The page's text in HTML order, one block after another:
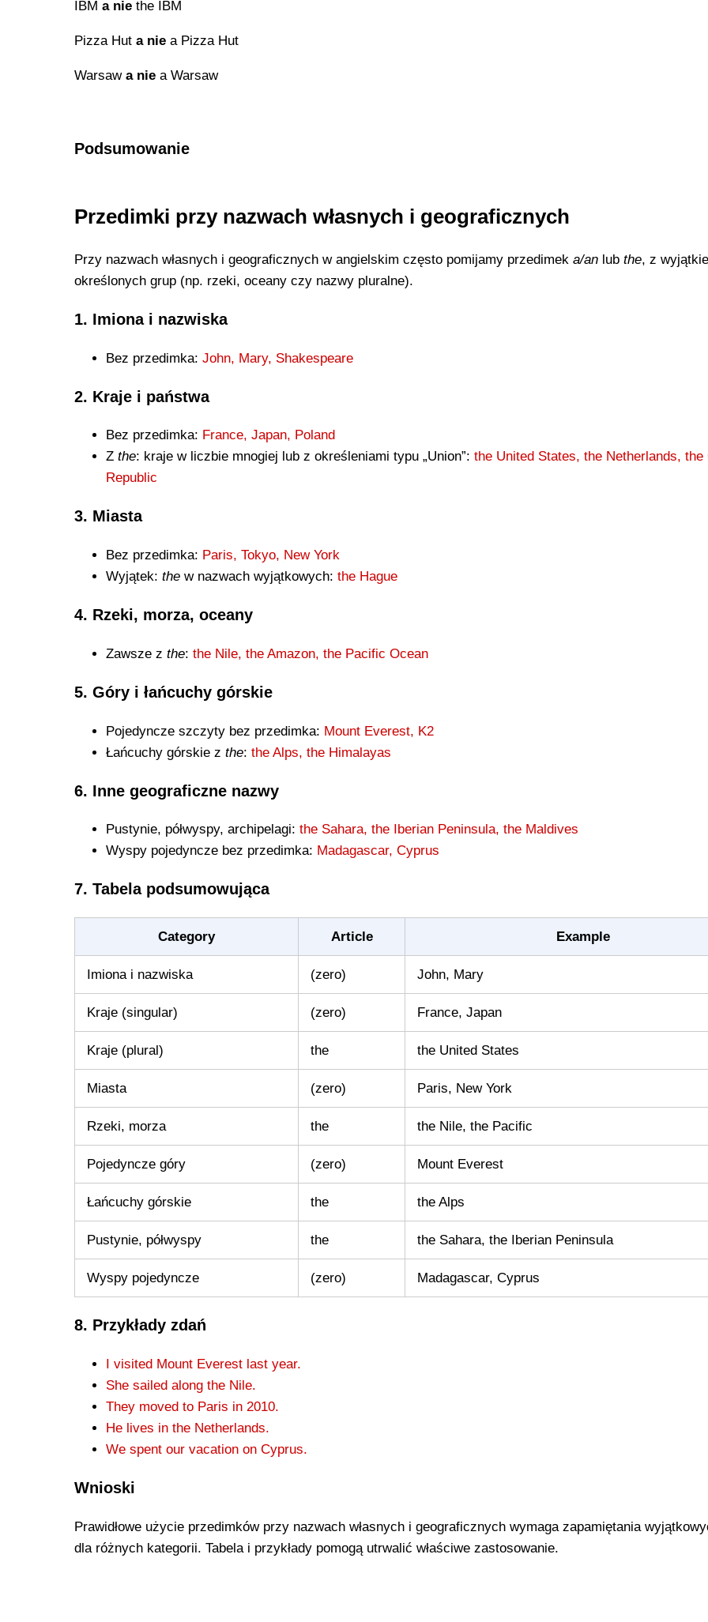
IBM a nie the IBM
Pizza Hut a nie a Pizza Hut
Warsaw a nie a Warsaw
Podsumowanie
Przedimki przy nazwach własnych i geograficznych
Przy nazwach własnych i geograficznych w angielskim często pomijamy przedimek a/an lub the, z
określonych grup (np. rzeki, oceany czy nazwy pluralne).
1. Imiona i nazwiska
Bez przedimka: John, Mary, Shakespeare
2. Kraje i państwa
Bez przedimka: France, Japan, Poland
Z the: kraje w liczbie mnogiej lub z określeniami typu „Union”: the United States, the Netherlands, the
Republic
3. Miasta
Bez przedimka: Paris, Tokyo, New York
Wyjątek: the w nazwach wyjątkowych: the Hague
4. Rzeki, morza, oceany
Zawsze z the: the Nile, the Amazon, the Pacific Ocean
5. Góry i łańcuchy górskie
Pojedyncze szczyty bez przedimka: Mount Everest, K2
Łańcuchy górskie z the: the Alps, the Himalayas
6. Inne geograficzne nazwy
Pustynie, półwyspy, archipelagi: the Sahara, the Iberian Peninsula, the Maldives
Wyspy pojedyncze bez przedimka: Madagascar, Cyprus
7. Tabela podsumowująca
Category Article Example
Imiona i nazwiska (zero) John, Mary
Kraje (singular) (zero) France, Japan
Kraje (plural) the the United States
Miasta (zero) Paris, New York
Rzeki, morza the the Nile, the Pacific
Pojedyncze góry (zero) Mount Everest
Łańcuchy górskie the the Alps
Pustynie, półwyspy the the Sahara, the Iberian Peninsula
Wyspy pojedyncze (zero) Madagascar, Cyprus
8. Przykłady zdań
I visited Mount Everest last year.
She sailed along the Nile.
They moved to Paris in 2010.
He lives in the Netherlands.
We spent our vacation on Cyprus.
Wnioski
Prawidłowe użycie przedimków przy nazwach własnych i geograficznych wymaga zapamiętania
dla różnych kategorii. Tabela i przykłady pomogą utrwalić właściwe zastosowanie.